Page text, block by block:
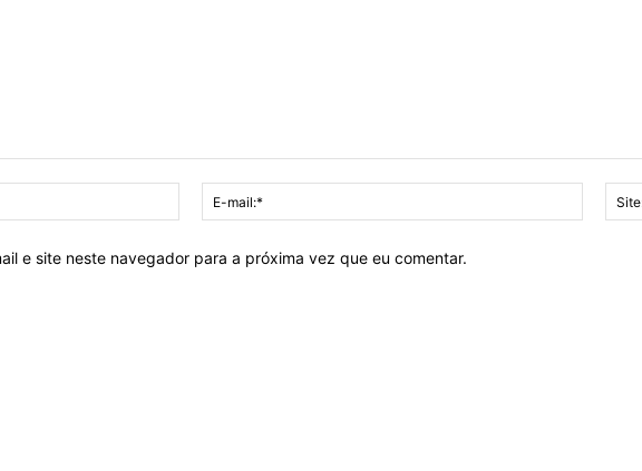
Nome:*
mail:*
e site neste navegador para a próxima vez que eu comentar.